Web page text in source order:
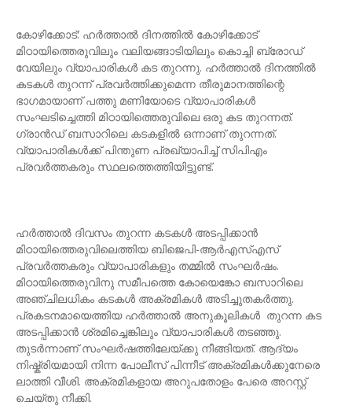
കോഴിക്കോട്: ഹര്‍ത്താല്‍ ദിനത്തില്‍ കോഴിക്കോട്
മിഠായിത്തെരുവിലും വലിയങ്ങാടിയിലും കൊച്ചി ബ്രോഡ്
വേയിലും വ്യാപാരികള്‍ കട തുറന്നു. ഹര്‍ത്താല്‍ ദിനത്തില്‍
കടകള്‍ തുറന്ന് പ്രവര്‍ത്തിക്കുമെന്ന തീരുമാനത്തിന്റെ
ഭാഗമായാണ് പത്തു മണിയോടെ വ്യാപാരികള്‍
സംഘടിച്ചെത്തി മിഠായിത്തെരുവിലെ ഒരു കട തുറന്നത്.
ഗ്രാന്‍ഡ് ബസാറിലെ കടകളില്‍ ഒന്നാണ് തുറന്നത്.
വ്യാപാരികള്‍ക്ക് പിന്തുണ പ്രഖ്യാപിച്ച് സിപിഎം
പ്രവര്‍ത്തകരും സ്ഥലത്തെത്തിയിട്ടുണ്ട്.
ഹര്‍ത്താല്‍ ദിവസം തുറന്ന കടകള്‍ അടപ്പിക്കാന്‍
മിഠായിത്തെരുവിലെത്തിയ ബിജെപി-ആര്‍എസ്എസ്
പ്രവര്‍ത്തകരും വ്യാപാരികളും തമ്മില്‍ സംഘര്‍ഷം.
മിഠായിത്തെരുവിനു സമീപത്തെ കോയെങ്കോ ബസാറിലെ
അഞ്ചിലധികം കടകള്‍ അക്രമികള്‍ അടിച്ചുതകര്‍ത്തു.
പ്രകടനമായെത്തിയ ഹര്‍ത്താല്‍ അനുകൂലികള്‍ തുറന്ന കട
അടപ്പിക്കാന്‍ ശ്രമിച്ചെങ്കിലും വ്യാപാരികള്‍ തടഞ്ഞു.
തുടര്‍ന്നാണ് സംഘര്‍ഷത്തിലേയ്ക്കു നീങ്ങിയത്. ആദ്യം
നിഷ്ക്രിയമായി നിന്ന പോലീസ് പിന്നീട് അക്രമികള്‍ക്കുനേരെ
ലാത്തി വീശി. അക്രമികളായ അറുപതോളം പേരെ അറസ്റ്റ്
ചെയ്തു നീക്കി.